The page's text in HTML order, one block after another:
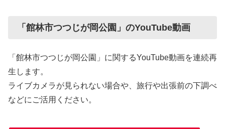
「館林市つつじが岡公園」のYouTube動画
「館林市つつじが岡公園」に関するYouTube動画を連続再
生します。
ライブカメラが見られない場合や、旅行や出張前の下調べ
などにご活用ください。